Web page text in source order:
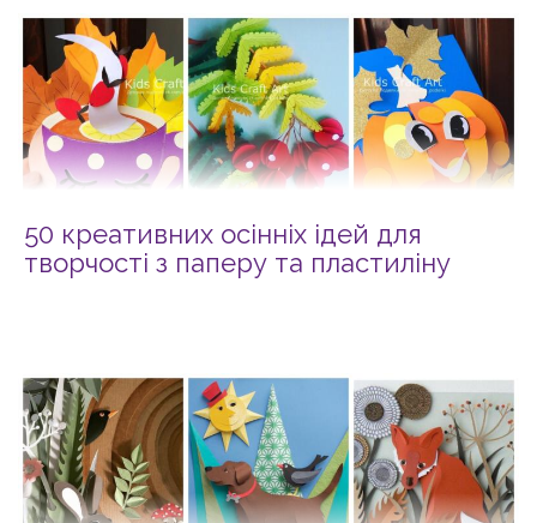
50 креативних осінніх ідей для
творчості з паперу та пластиліну